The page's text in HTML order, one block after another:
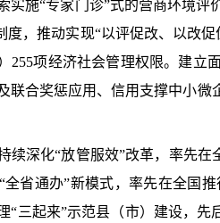
实施“专家门诊”式的营商环境
度，推动实现“以评促改、以改
255项经济社会管理权限。建
联合奖惩应用、信用支撑中小
深化“放管服效”改革，率先在
省通办”新模式，率先在全国
“三起来”示范县（市）建设，